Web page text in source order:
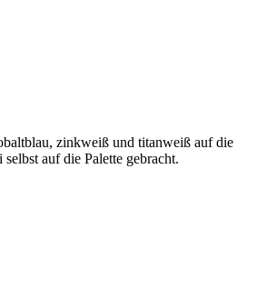
zinkweiß und titanweiß auf die
auf die Palette gebracht.